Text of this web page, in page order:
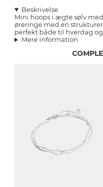
Beskrivelse
Mini hoops i ægte sølv
øreringe med en
perfekt både til hverdag
Mere information